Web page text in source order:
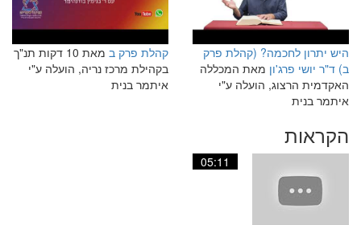
היש יתרון לחכמה? (קהלת פרק
ב) ד"ר יושי פרג'ון מאת המכללה
האקדמית הרצוג, הועלה ע"י
איתמר בנית
קהלת פרק ב
מאת 10 דקות תנ"ך
בקהילת מרכז נריה, הועלה ע"י
איתמר בנית
הקראות
05:11